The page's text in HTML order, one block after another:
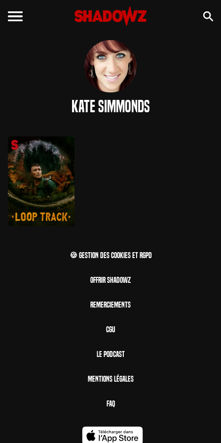
Kate Simmonds
🍪 Gestion des cookies et RGPD
Offrir Shadowz
Remerciements
CGU
Le Podcast
Mentions Légales
FAQ